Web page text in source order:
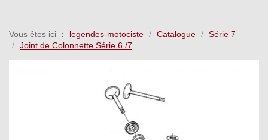
Vous êtes ici legendes-motociste Catalogue
Série 7
Joint de Colonnette Série 6 /7